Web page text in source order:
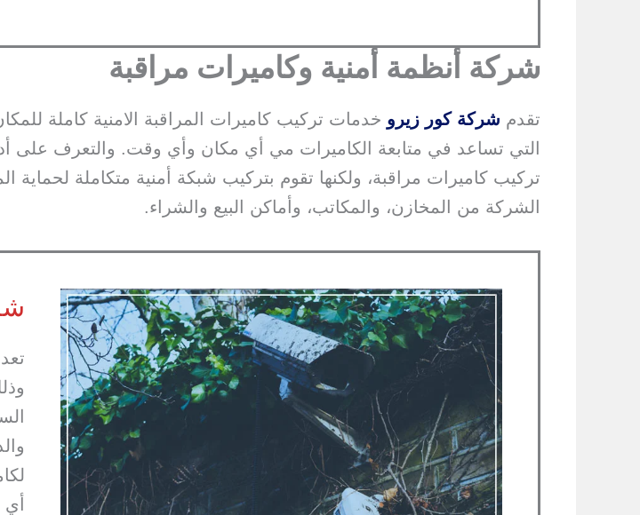
شركة أنظمة أمنية وكاميرات مراقبة
تقدم شركة كور زيرو خدمات تركيب كاميرات المراقبة الامنية كاملة
التي تساعد في متابعة الكاميرات مي أي مكان وأي وقت. والتعرف على
تركيب كاميرات مراقبة، ولكنها تقوم بتركيب شبكة أمنية متكاملة
الشركة من المخازن، والمكاتب، وأماكن البيع والشراء.